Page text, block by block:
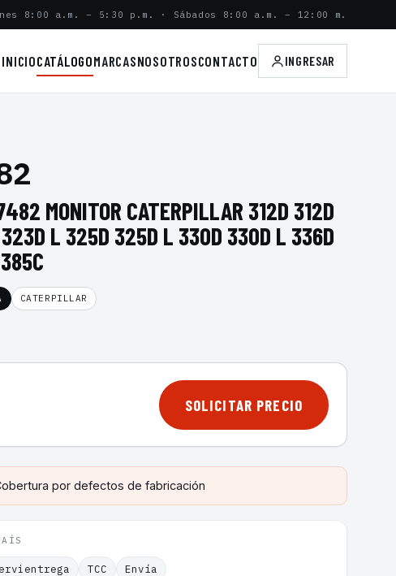
8:00 a.m. – 5:30 p.m. · Sábados 8:00 a.m. – 12:00 m.
INICIOCATÁLOGOMARCASNOSOTROSCONTACTO INGRESAR
MONITOR CATERPILLAR 312D 312D
L 325D 325D L 330D 330D L 336D
CATERPILLAR
SOLICITAR PRECIO
por defectos de fabricación
TCC Envía